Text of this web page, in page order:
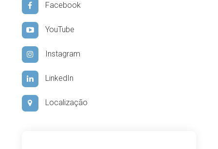
Facebook
YouTube
Instagram
LinkedIn
Localização